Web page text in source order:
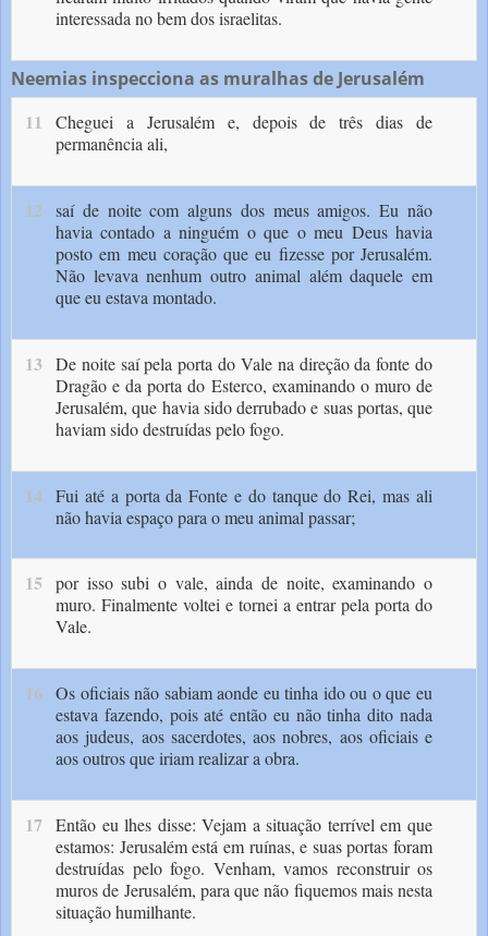
interessada no bem dos israelitas.
Neemias inspecciona as muralhas de Jerusalém
11
Cheguei a Jerusalém e, depois de três dias de
permanência ali,
12
saí de noite com alguns dos meus amigos. Eu não
havia conta­do a ninguém o que o meu Deus havia
posto em meu coração que eu fizesse por Jerusalém.
Não levava nenhum outro animal além daque­le em
que eu estava montado.
13
De noite saí pela porta do Vale na direção da fonte do
Dragão e da porta do Esterco, examinando o muro de
Jerusalém, que havia sido derrubado e suas portas, que
haviam sido destruídas pelo fogo.
14 Fui até a porta da Fonte e do tanque do Rei, mas ali
não havia espaço para o meu animal passar;
15
por isso subi o vale, ainda de noite, examinando o
muro. Finalmente voltei e tornei a entrar pela porta do
Vale.
16 Os oficiais não sabiam aonde eu tinha ido ou o que eu
estava fazendo, pois até então eu não tinha dito nada
aos judeus, aos sacerdotes, aos nobres, aos oficiais e
aos outros que iriam realizar a obra.
17 Então eu lhes disse: Vejam a situação terrível em que
estamos: Jerusalém está em ruínas, e suas portas foram
destruídas pelo fogo. Venham, vamos recons­truir os
muros de Jerusalém, para que não fiquemos mais nesta
situação humilhante.